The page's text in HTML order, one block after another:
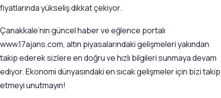
fiyatlarında yükseliş dikkat çekiyor.
Çanakkale’nin güncel haber ve eğlence portalı
www.17ajans.com, altın piyasalarındaki gelişmeleri yakından
takip ederek sizlere en doğru ve hızlı bilgileri sunmaya devam
ediyor. Ekonomi dünyasındaki en sıcak gelişmeler için bizi takip
etmeyi unutmayın!